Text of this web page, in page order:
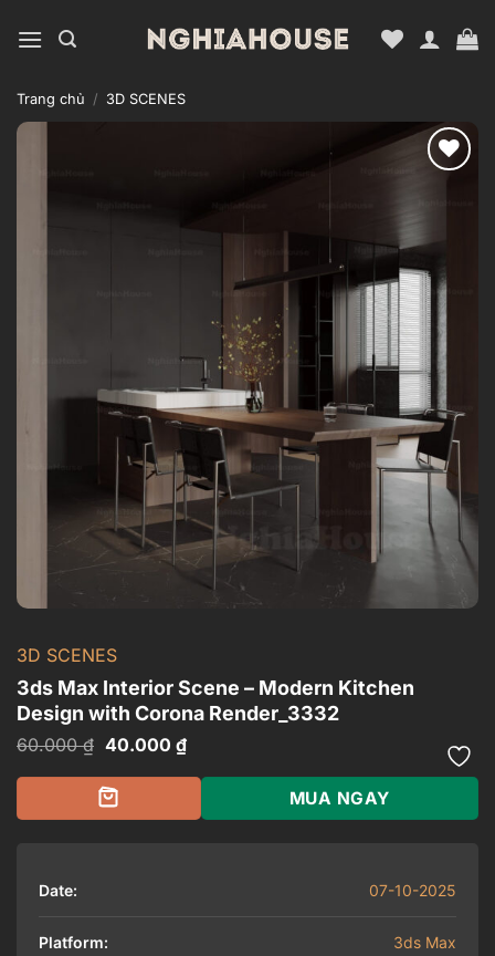
qua
dung
Trang chủ / 3D SCENES
3D SCENES
3ds Max Interior Scene – Modern Kitchen
Design with Corona Render_3332
60.000₫ Giá
là:
60.000 ₫.
40.000 ₫Giá
hiện
tại
40.000 ₫.
MUA NGAY
Date: 07-10-2025
Platform: 3ds Max